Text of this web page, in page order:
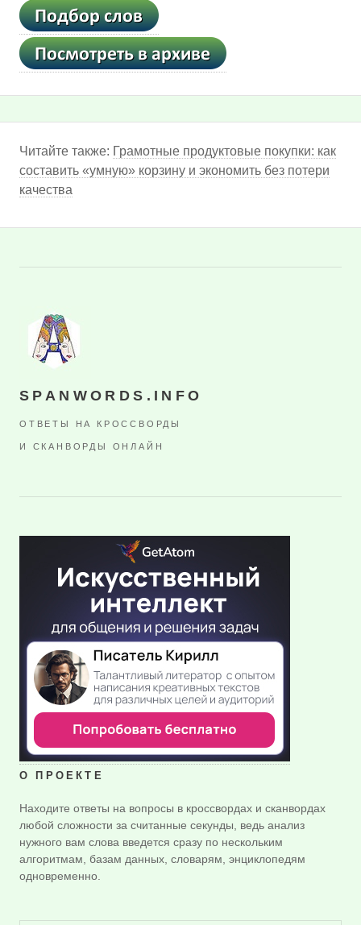
Читайте также: Грамотные продуктовые покупки: как
составить «умную» корзину и экономить без потери
качества
SPANWORDS.INFO
ОТВЕТЫ НА КРОССВОРДЫ
И СКАНВОРДЫ ОНЛАЙН
О ПРОЕКТЕ
Находите ответы на вопросы в кроссвордах и сканвордах
любой сложности за считанные секунды, ведь анализ
нужного вам слова введется сразу по нескольким
алгоритмам, базам данных, словарям, энциклопедям
одновременно.